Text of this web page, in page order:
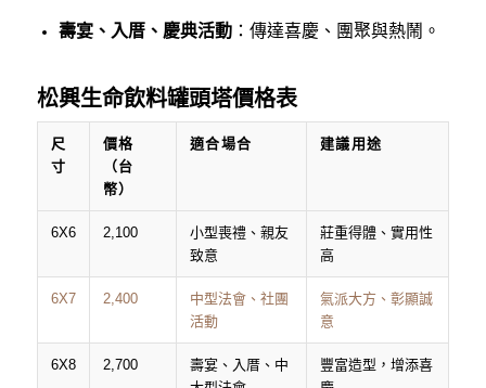
壽宴、入厝、慶典活動：傳達喜慶、團聚與熱鬧。
松興生命飲料罐頭塔價格表
尺
寸
價格
（台
幣）
適合場合 建議用途
6X6 2,100
小型喪禮、親友
致意
莊重得體、實用性
高
6X7 2,400
中型法會、社團
活動
氣派大方、彰顯誠
意
6X8 2,700
壽宴、入厝、中
豐富造型，增添喜